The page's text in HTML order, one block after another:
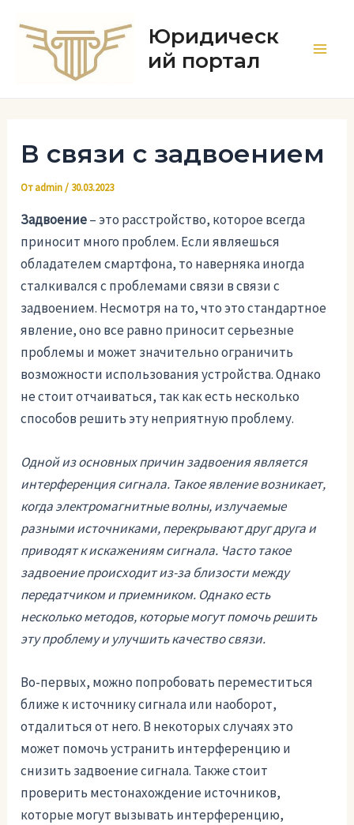
содержимому
Юридическ
ий портал
В связи с задвоением
Отadmin/ 30.03.2023
Задвоение– это расстройство, которое всегда
приносит много проблем. Если являешься
обладателем смартфона, то наверняка иногда
сталкивался с проблемами связи в связи с
задвоением. Несмотря на то, что это стандартное
явление, оно все равно приносит серьезные
проблемы и может значительно ограничить
возможности использования устройства. Однако
не стоит отчаиваться, так как есть несколько
способов решить эту неприятную проблему.
Одной из основных причин задвоения является
интерференция сигнала. Такое явление возникает,
когда электромагнитные волны, излучаемые
разными источниками, перекрывают друг друга и
приводят к искажениям сигнала. Часто такое
задвоение происходит из-за близости между
передатчиком и приемником. Однако есть
несколько методов, которые могут помочь решить
эту проблему и улучшить качество связи.
Во-первых, можно попробовать переместиться
ближе к источнику сигнала или наоборот,
отдалиться от него. В некоторых случаях это
может помочь устранить интерференцию и
снизить задвоение сигнала. Также стоит
проверить местонахождение источников,
которые могут вызывать интерференцию,